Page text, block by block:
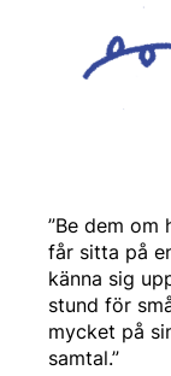
”Be dem om
får sitta på
känna sig
stund för
mycket på
samtal.”